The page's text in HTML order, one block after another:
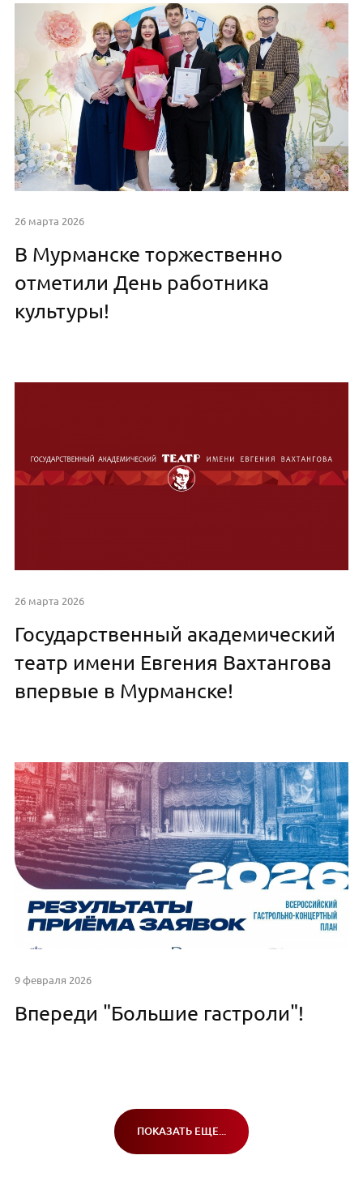
26 марта 2026
В Мурманске торжественно
отметили День работника
культуры!
26 марта 2026
Государственный академический
театр имени Евгения Вахтангова
впервые в Мурманске!
9 февраля 2026
Впереди "Большие гастроли"!
ПОКАЗАТЬ ЕЩЕ...